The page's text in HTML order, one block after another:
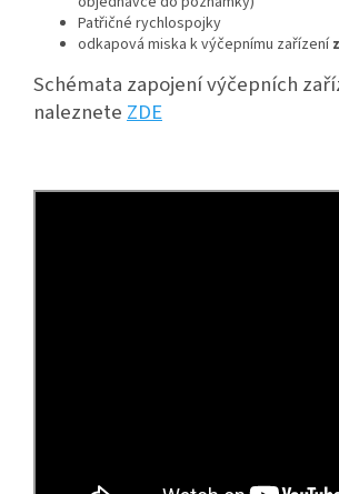
Patřičné rychlospojky
odkapová miska k výčepnímu zařízení
Schémata zapojení výčepních
naleznete ZDE